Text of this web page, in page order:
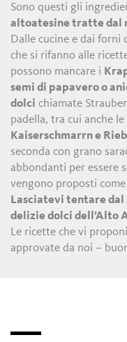
Sono questi gli
altoatesine tratte dal
Dalle cucine e dai forni
che si rifanno alle
possono mancare i
semi di papavero o
dolci chiamate
padella, tra cui anche
Kaiserschmarrn e Riebl
seconda con grano
abbondanti per essere
vengono proposti
Lasciatevi tentare
delizie dolci dell’Alto
Le ricette che vi
approvate da noi –